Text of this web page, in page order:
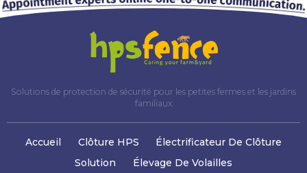
Solutions de protection de sécurité pour les petites fermes et les jardins
familiaux
Accueil Clôture HPS
Électrificateur De Clôture
Solution
Élevage De Volailles